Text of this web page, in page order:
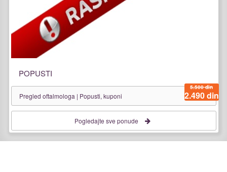
POPUSTI
Pregled oftalmologa | Popusti, kuponi
5.500 din
2.490 din
Pogledajte sve ponude